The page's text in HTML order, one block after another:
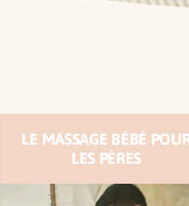
LE MASSAGE BÉBÉ
LES PÈRES